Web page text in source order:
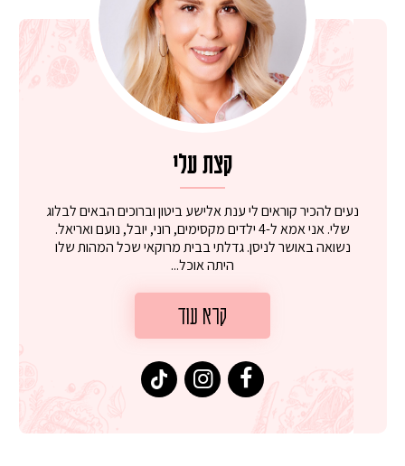
קצת עלי
נעים להכיר קוראים לי ענת אלישע ביטון וברוכים הבאים לבלוג
שלי. אני אמא ל-4 ילדים מקסימים, רוני, יובל, נועם ואריאל.
נשואה באושר לניסן. גדלתי בבית מרוקאי שכל המהות שלו
היתה אוכל...
קרא עוד